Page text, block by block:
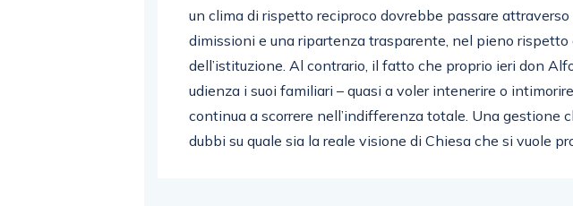
un clima di rispetto reciproco dovrebbe passare attraverso
dimissioni e una ripartenza trasparente, nel pieno rispetto
dell’istituzione. Al contrario, il fatto che proprio ieri don
udienza i suoi familiari – quasi a voler intenerire o
continua a scorrere nell’indifferenza totale. Una gestione
dubbi su quale sia la reale visione di Chiesa che si vuole